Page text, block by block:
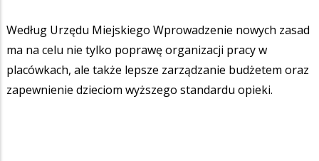
Według Urzędu Miejskiego Wprowadzenie nowych zasad
ma na celu nie tylko poprawę organizacji pracy w
placówkach, ale także lepsze zarządzanie budżetem oraz
zapewnienie dzieciom wyższego standardu opieki.